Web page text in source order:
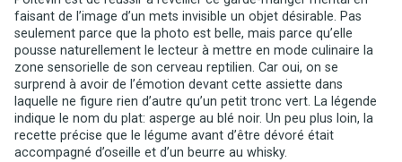
faisant de l’image d’un mets invisible un objet désirable. Pas
seulement parce que la photo est belle, mais parce qu’elle
pousse naturellement le lecteur à mettre en mode culinaire la
zone sensorielle de son cerveau reptilien. Car oui, on se
surprend à avoir de l’émotion devant cette assiette dans
laquelle ne figure rien d’autre qu’un petit tronc vert. La légende
indique le nom du plat: asperge au blé noir. Un peu plus loin, la
recette précise que le légume avant d’être dévoré était
accompagné d’oseille et d’un beurre au whisky.